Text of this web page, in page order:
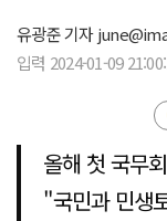
유광준 기자
입력 2024-01-09
올해 첫 국무
"국민과 민생